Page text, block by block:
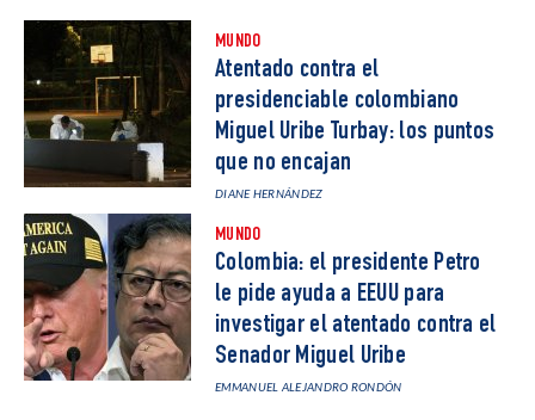
MUNDO
Atentado contra el
presidenciable colombiano
Miguel Uribe Turbay: los puntos
que no encajan
DIANE HERNÁNDEZ
MUNDO
Colombia: el presidente Petro
le pide ayuda a EEUU para
investigar el atentado contra el
Senador Miguel Uribe
EMMANUEL ALEJANDRO RONDÓN